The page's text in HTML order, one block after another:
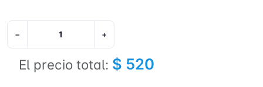
− +
El precio total: $ 520